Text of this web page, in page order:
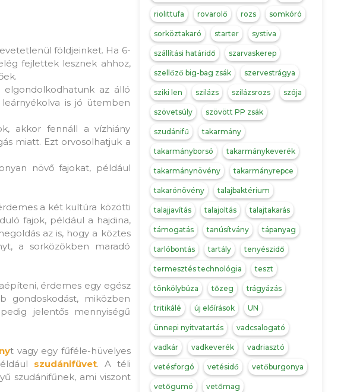
földjeinket. Ha 6-
fejlettek lesznek ahhoz,
az álló
is jó ütemben
akkor fennáll a vízhiány
miatt. Ezt orvosolhatjuk a
növő fajokat, például
a két kultúra közötti
fajok, például a hajdina,
az is, hogy a köztes
a sorközökben maradó
érdemes egy egész
gondoskodást, miközben
jelentős mennyiségű
t vagy egy fűféle-hüvelyes
szudánifüvet. A téli
szudánifűnek, ami viszont
riolittufa rovarolő rozs somkóró
sorköztakaró starter systiva
szállítási határidő szarvaskerep
szellőző big-bag zsák szervestrágya
sziki len szilázs szilázsrozs szója
szövetsúly szövött PP zsák
szudánifű takarmány
takarmányborsó takarmánykeverék
takarmánynövény takarmányrepce
takarónövény talajbaktérium
talajjavítás talajoltás talajtakarás
támogatás tanúsítvány tápanyag
tarlóbontás tartály tenyészidő
termesztés technológia teszt
tönkölybúza tőzeg trágyázás
tritikálé új előírások UN
ünnepi nyitvatartás vadcsalogató
vadkár vadkeverék vadriasztó
vetésforgó vetésidő vetőburgonya
vetőgumó vetőmag